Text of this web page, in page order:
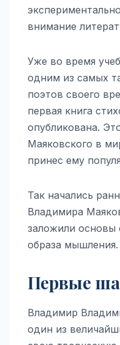
внимание
Уже во время
одним из самых
поэтов своего
первая книга
опубликована.
Маяковского в
принес ему
Так начались
Владимира
заложили основы
образа мышления.
Первые
Владимир
один из